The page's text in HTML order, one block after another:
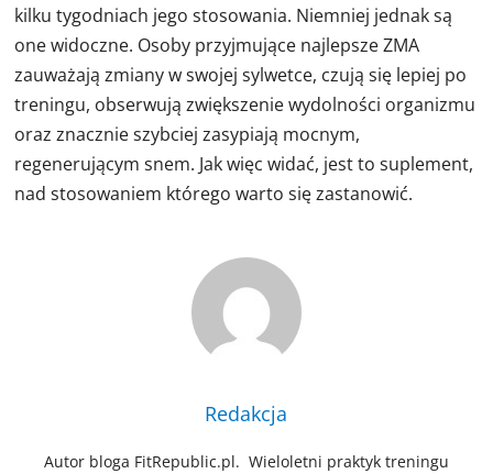
kilku tygodniach jego stosowania. Niemniej jednak są
one widoczne. Osoby przyjmujące najlepsze ZMA
zauważają zmiany w swojej sylwetce, czują się lepiej po
treningu, obserwują zwiększenie wydolności organizmu
oraz znacznie szybciej zasypiają mocnym,
regenerującym snem. Jak więc widać, jest to suplement,
nad stosowaniem którego warto się zastanowić.
Redakcja
Autor bloga FitRepublic.pl. Wieloletni praktyk treningu